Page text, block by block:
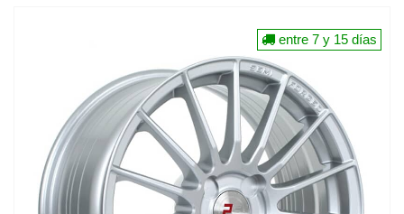
entre 7 y 15 días